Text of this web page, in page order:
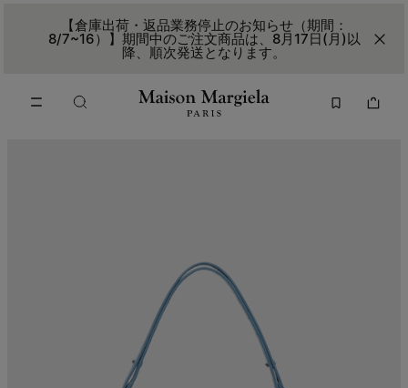
【倉庫出荷・返品業務停止のお知らせ（期間：
8/7~16）】期間中のご注文商品は、8月17日(月)以
降、順次発送となります。